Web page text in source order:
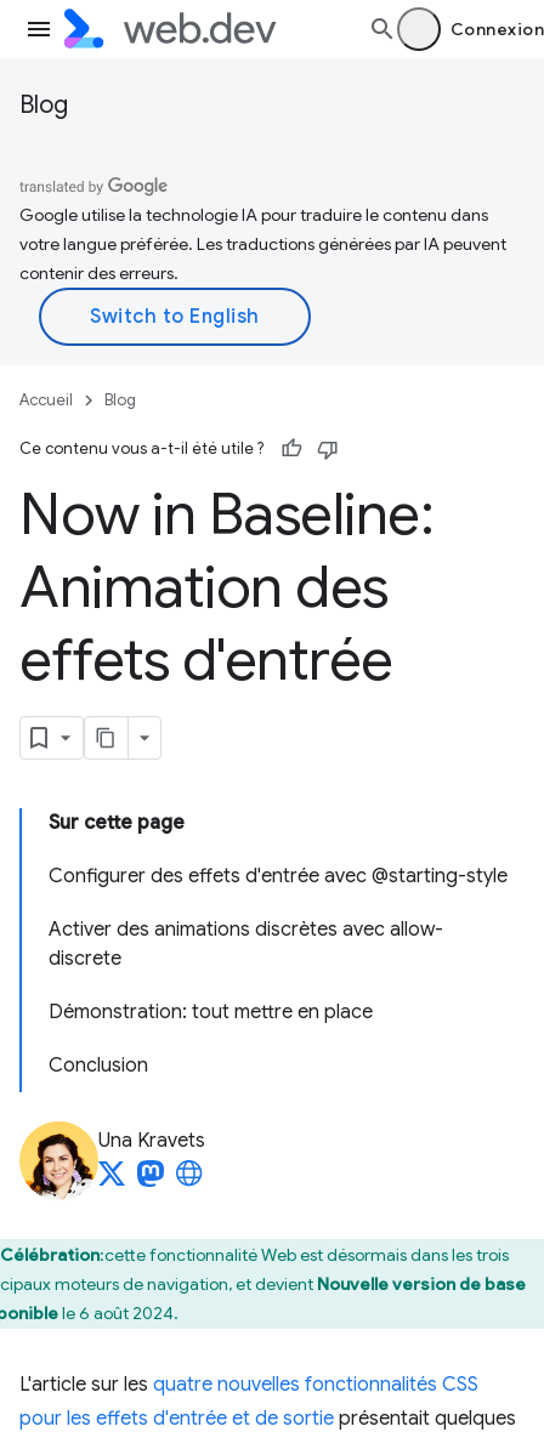
Connexion
Blog
Google utilise la technologie IA pour traduire le contenu dans
votre langue préférée. Les traductions générées par IA peuvent
contenir des erreurs.
Accueil Blog
Ce contenu vous a-t-il été utile ?
Now in Baseline:
Animation des
effets d'entrée
Sur cette page
Configurer des effets d'entrée avec @starting-style
Activer des animations discrètes avec allow-
discrete
Démonstration: tout mettre en place
Conclusion
Una Kravets
Célébration:cette fonctionnalité Web est désormais dans les trois
moteurs de navigation, et devient Nouvelle version de base
le 6 août 2024.
L'article sur les quatre nouvelles fonctionnalités CSS
pour les effets d'entrée et de sortie présentait quelques